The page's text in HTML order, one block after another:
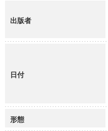
出版者
日付
形態